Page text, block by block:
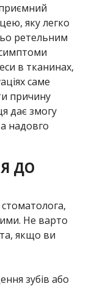
яку легко
ретельним
в тканинах,
саме
причину
дає змогу
надовго
ДО
Не варто
якщо ви
зубів або